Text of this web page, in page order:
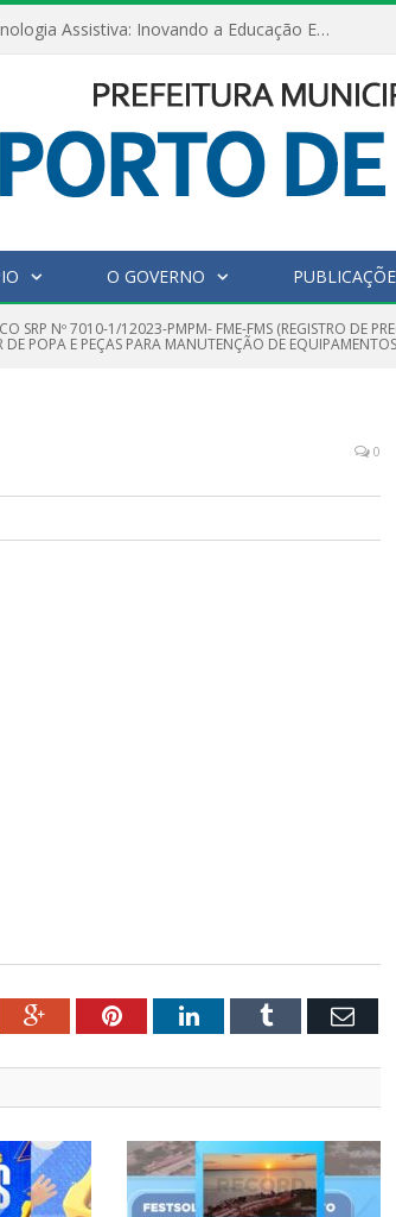
Inteligência Artificial e Tecnologia Assistiva: Inovando a Educação Especial e Inclusiva
O GOVERNO
SRP Nº 7010-1/12023-PMPM- FME-FMS (REGISTRO DE
POPA E PEÇAS PARA MANUTENÇÃO DE
0
Google+PinterestLinkedInTumblr